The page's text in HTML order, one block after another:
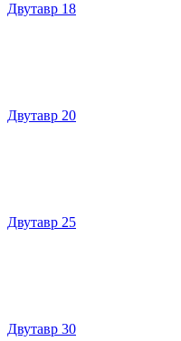
Двутавр 18
Двутавр 20
Двутавр 25
Двутавр 30